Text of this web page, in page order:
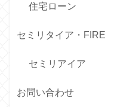
住宅ローン
セミリタイア・FIRE
セミリアイア
お問い合わせ